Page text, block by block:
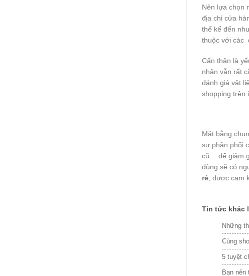
Nên lựa chọn
địa chỉ cửa
thể kể đến
thuộc với các
Cẩn thận là
nhân vẫn rất
đánh giá vật
shopping trên
Mặt bằng
sự phân phối
cũ… để giảm
dùng sẽ có
rẻ , được cam
Tin tức khác
Những
Cùng
5 tuyệt
Bạn